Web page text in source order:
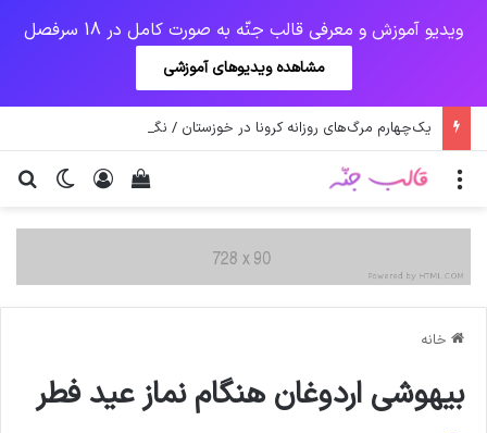
ویدیو آموزش و معرفی قالب جنّه به صورت کامل در 18 سرفصل
مشاهده ویدیوهای آموزشی
تغییر ورود
دیدن سبد خرید منو
خانه
بیهوشی اردوغان هنگام نماز عید فطر